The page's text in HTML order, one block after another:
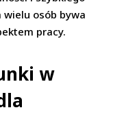
osób bywa
pracy.
w